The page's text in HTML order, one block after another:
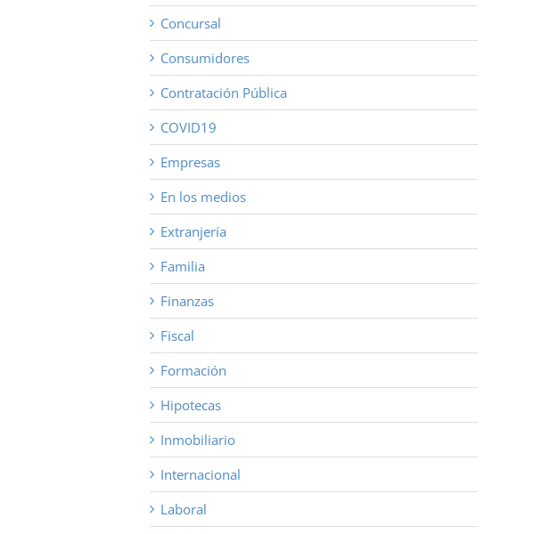
Concursal
Consumidores
Contratación Pública
COVID19
Empresas
En los medios
Extranjería
Familia
Finanzas
Fiscal
Formación
Hipotecas
Inmobiliario
Internacional
Laboral